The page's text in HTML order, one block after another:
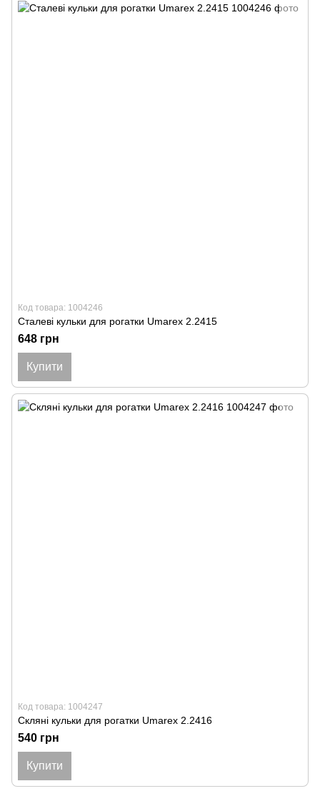
Код товара: 1004246
Сталеві кульки для рогатки Umarex 2.2415
648 грн
Купити
Код товара: 1004247
Скляні кульки для рогатки Umarex 2.2416
540 грн
Купити